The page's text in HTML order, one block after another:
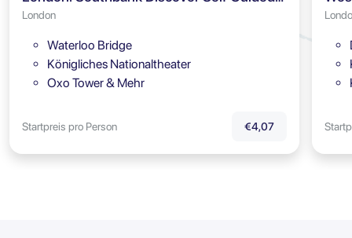
London
Waterloo Bridge
Königliches Nationaltheater
Oxo Tower & Mehr
Startpreis pro Person €4,07